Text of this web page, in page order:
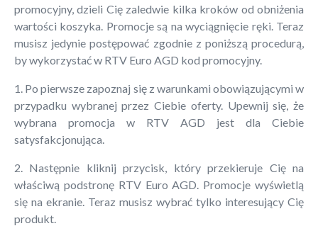
promocyjny, dzieli Cię zaledwie kilka kroków od obniżenia
wartości koszyka. Promocje są na wyciągnięcie ręki. Teraz
musisz jedynie postępować zgodnie z poniższą procedurą,
by wykorzystać w RTV Euro AGD kod promocyjny.
1. Po pierwsze zapoznaj się z warunkami obowiązującymi w
przypadku wybranej przez Ciebie oferty. Upewnij się, że
wybrana promocja w RTV AGD jest dla Ciebie
satysfakcjonująca.
2. Następnie kliknij przycisk, który przekieruje Cię na
właściwą podstronę RTV Euro AGD. Promocje wyświetlą
się na ekranie. Teraz musisz wybrać tylko interesujący Cię
produkt.